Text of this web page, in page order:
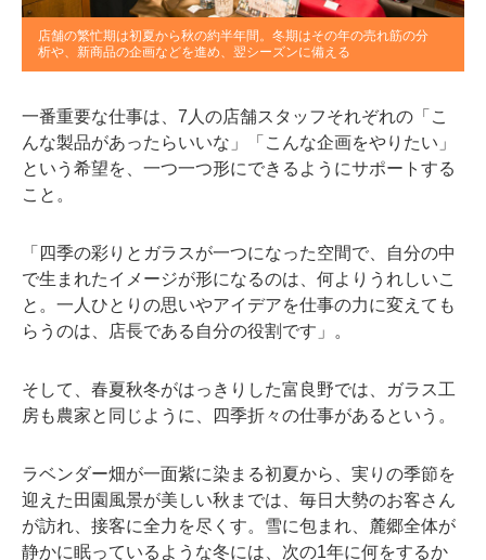
店舗の繁忙期は初夏から秋の約半年間。冬期はその年の売れ筋の分
析や、新商品の企画などを進め、翌シーズンに備える
一番重要な仕事は、7人の店舗スタッフそれぞれの「こ
んな製品があったらいいな」「こんな企画をやりたい」
という希望を、一つ一つ形にできるようにサポートする
こと。
「四季の彩りとガラスが一つになった空間で、自分の中
で生まれたイメージが形になるのは、何よりうれしいこ
と。一人ひとりの思いやアイデアを仕事の力に変えても
らうのは、店長である自分の役割です」。
そして、春夏秋冬がはっきりした富良野では、ガラス工
房も農家と同じように、四季折々の仕事があるという。
ラベンダー畑が一面紫に染まる初夏から、実りの季節を
迎えた田園風景が美しい秋までは、毎日大勢のお客さん
が訪れ、接客に全力を尽くす。雪に包まれ、麓郷全体が
静かに眠っているような冬には、次の1年に何をするか